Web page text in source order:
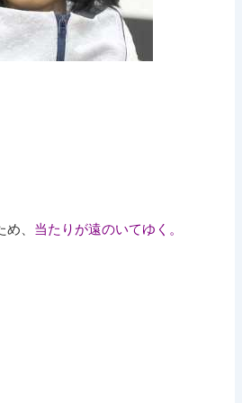
め、 当たりが遠のいてゆく。